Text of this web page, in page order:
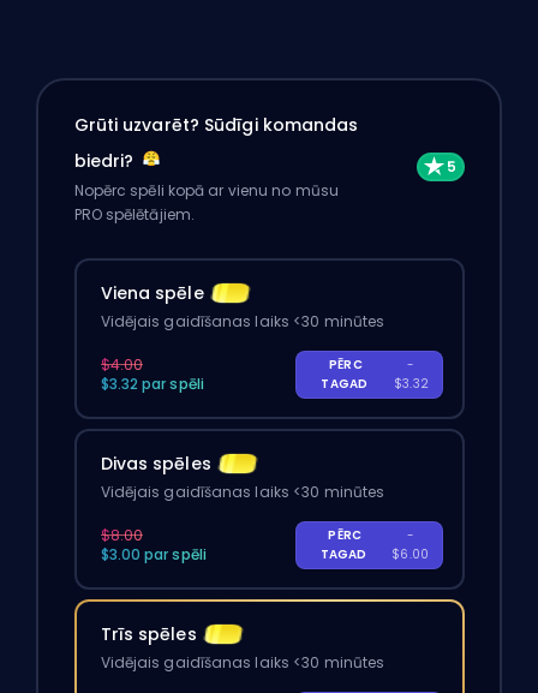
Grūti uzvarēt? Sūdīgi komandas
biedri?
Nopērc spēli kopā ar vienu no mūsu
PRO spēlētājiem.
Viena spēle
Vidējais gaidīšanas laiks <30 minūtes
$4.00
$3.32 par spēli
PĒRC
TAGAD
-
$3.32
Divas spēles
Vidējais gaidīšanas laiks <30 minūtes
$8.00
$3.00 par spēli
PĒRC
TAGAD
-
$6.00
Trīs spēles
Vidējais gaidīšanas laiks <30 minūtes